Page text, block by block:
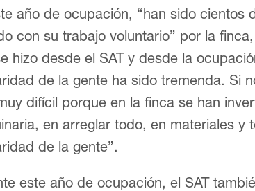
año de ocupación, “han sido cientos
con su trabajo voluntario” por la
hizo desde el SAT y desde la
de la gente ha sido tremenda. Si
difícil porque en la finca se han
en arreglar todo, en materiales y
de la gente”.
este año de ocupación, el SAT